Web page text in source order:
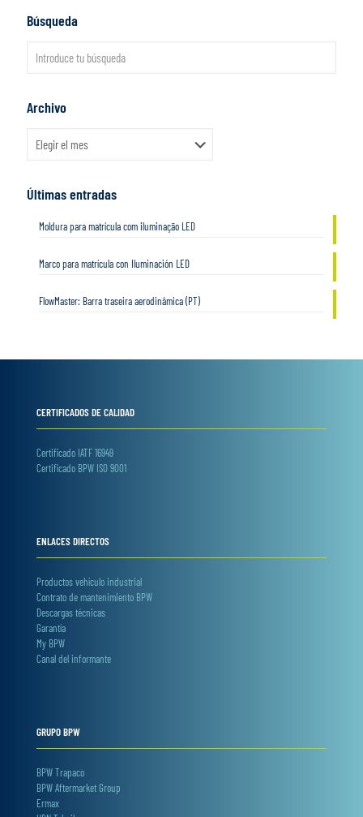
Búsqueda
Archivo
Últimas entradas
Moldura para matrícula com iluminação LED
Marco para matrícula con Iluminación LED
FlowMaster: Barra traseira aerodinâmica (PT)
CERTIFICADOS DE CALIDAD
Certificado IATF 16949
Certificado BPW ISO 9001
ENLACES DIRECTOS
Productos vehículo industrial
Contrato de mantenimiento BPW
Descargas técnicas
Garantía
My BPW
Canal del informante
GRUPO BPW
BPW Trapaco
BPW Aftermarket Group
Ermax